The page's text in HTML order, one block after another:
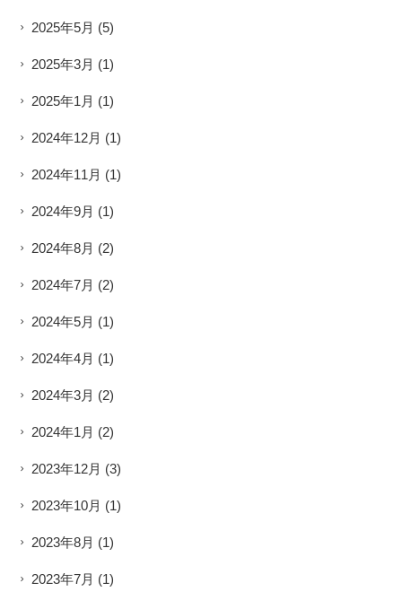
2025年5月 (5)
2025年3月 (1)
2025年1月 (1)
2024年12月 (1)
2024年11月 (1)
2024年9月 (1)
2024年8月 (2)
2024年7月 (2)
2024年5月 (1)
2024年4月 (1)
2024年3月 (2)
2024年1月 (2)
2023年12月 (3)
2023年10月 (1)
2023年8月 (1)
2023年7月 (1)